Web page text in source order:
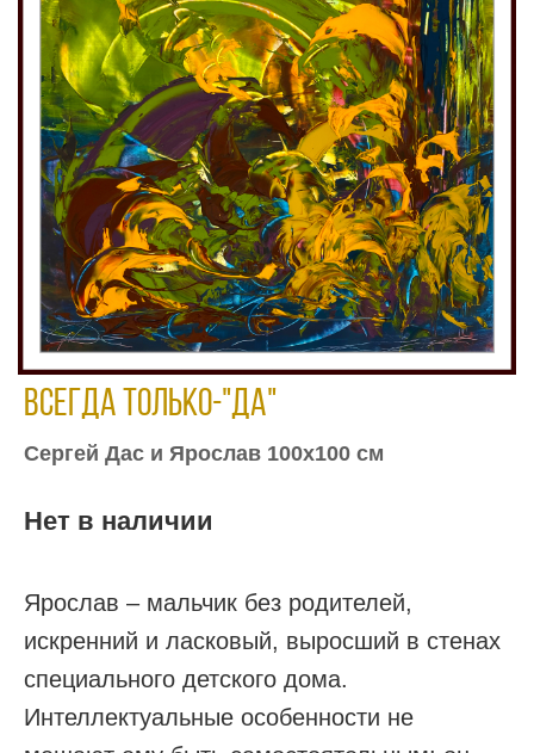
Всегда только-"да"
Сергей Дас и Ярослав 100х100 см
Нет в наличии
Ярослав – мальчик без родителей,
искренний и ласковый, выросший в стенах
специального детского дома.
Интеллектуальные особенности не